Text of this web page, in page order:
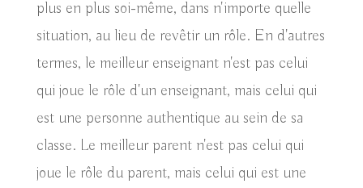
plus en plus soi-même, dans n'importe quelle
situation, au lieu de revêtir un rôle. En d'autres
termes, le meilleur enseignant n'est pas celui
qui joue le rôle d'un enseignant, mais celui qui
est une personne authentique au sein de sa
classe. Le meilleur parent n'est pas celui qui
joue le rôle du parent, mais celui qui est une